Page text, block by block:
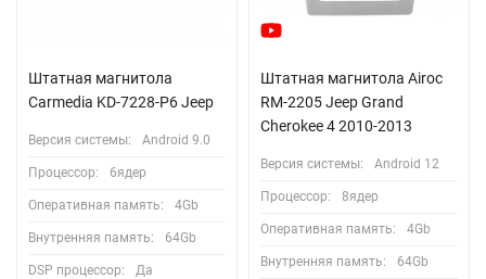
Штатная магнитола
Carmedia KD-7228-P6 Jeep
Версия системы: Android 9.0
Процессор: 6ядер
Оперативная память: 4Gb
Внутренняя память: 64Gb
DSP процессор: Да
Штатная магнитола Airoc
RM-2205 Jeep Grand
Cherokee 4 2010-2013
Версия системы: Android 12
Процессор: 8ядер
Оперативная память: 4Gb
Внутренняя память: 64Gb